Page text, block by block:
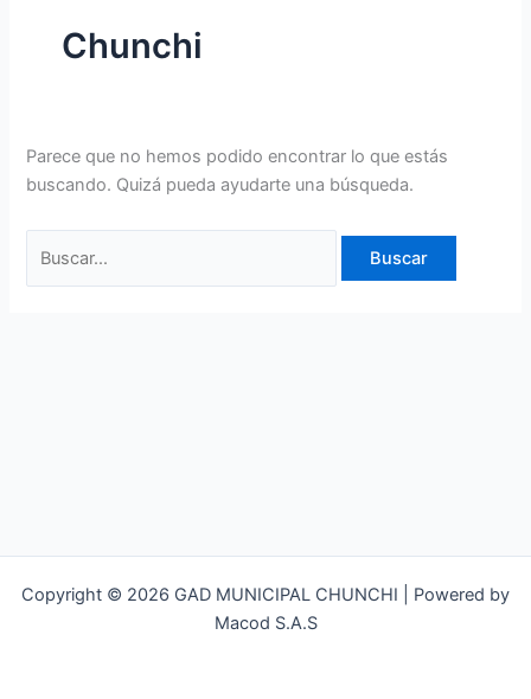
Chunchi
Parece que no hemos podido encontrar lo que estás
buscando. Quizá pueda ayudarte una búsqueda.
Copyright © 2026 GAD MUNICIPAL CHUNCHI | Powered by
Macod S.A.S